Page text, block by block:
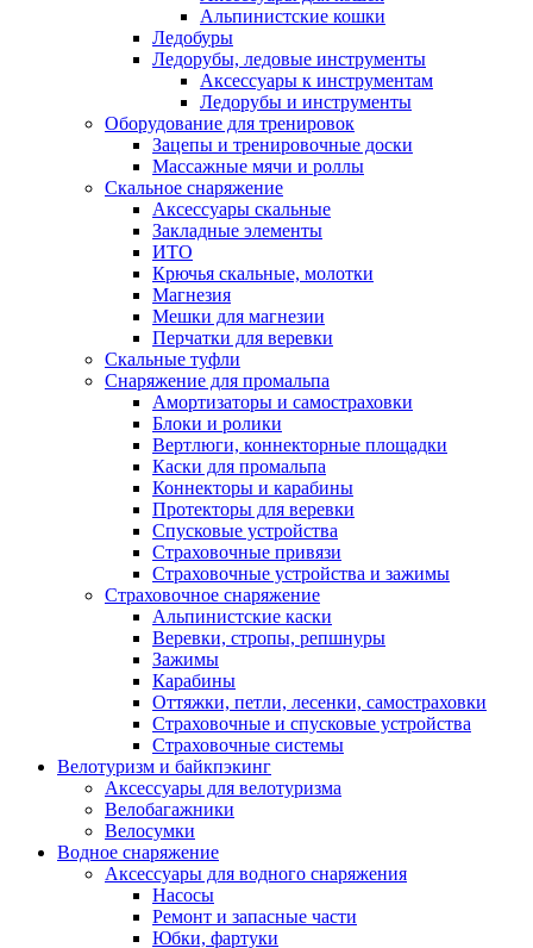
Альпинистские кошки
Ледобуры
Ледорубы, ледовые инструменты
Аксессуары к инструментам
Ледорубы и инструменты
Оборудование для тренировок
Зацепы и тренировочные доски
Массажные мячи и роллы
Скальное снаряжение
Аксессуары скальные
Закладные элементы
ИТО
Крючья скальные, молотки
Магнезия
Мешки для магнезии
Перчатки для веревки
Скальные туфли
Снаряжение для промальпа
Амортизаторы и самостраховки
Блоки и ролики
Вертлюги, коннекторные площадки
Каски для промальпа
Коннекторы и карабины
Протекторы для веревки
Спусковые устройства
Страховочные привязи
Страховочные устройства и зажимы
Страховочное снаряжение
Альпинистские каски
Веревки, стропы, репшнуры
Зажимы
Карабины
Оттяжки, петли, лесенки, самостраховки
Страховочные и спусковые устройства
Страховочные системы
Велотуризм и байкпэкинг
Аксессуары для велотуризма
Велобагажники
Велосумки
Водное снаряжение
Аксессуары для водного снаряжения
Насосы
Ремонт и запасные части
Юбки, фартуки